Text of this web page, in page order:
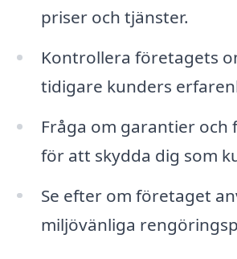
priser och tjänster.
Kontrollera företagets
tidigare kunders
Fråga om garantier och
för att skydda dig som
Se efter om företaget
miljövänliga